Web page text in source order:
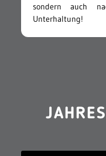
sondern auch
Unterhaltung!